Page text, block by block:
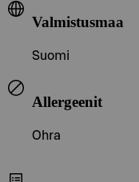
Valmistusmaa
Suomi
Allergeenit
Ohra